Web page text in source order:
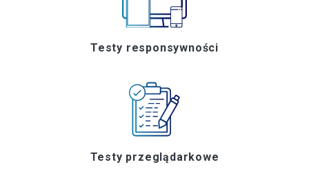
Testy responsywności
Testy przeglądarkowe